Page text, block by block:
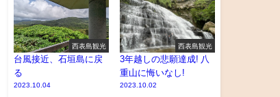
西表島観光
台風接近、石垣島に戻
る
2023.10.04
西表島観光
3年越しの悲願達成! 八
重山に悔いなし!
2023.10.02